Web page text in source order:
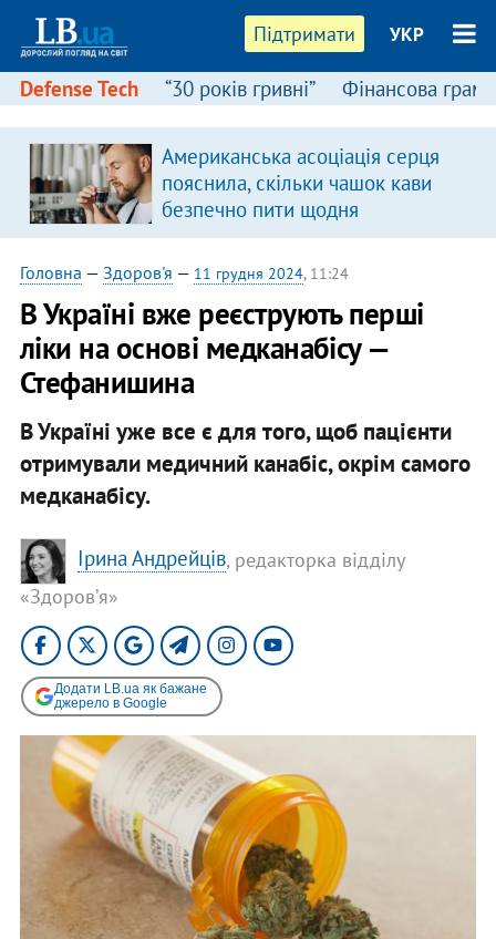
Підтримати УКР
Defense Tech “30 років гривні” Фінансова
Американська асоціація серця
пояснила, скільки чашок кави
безпечно пити щодня
Головна — Здоров'я — 11 грудня 2024, 11:24
В Україні вже реєструють перші
ліки на основі медканабісу —
Стефанишина
В Україні уже все є для того, щоб пацієнти
отримували медичний канабіс, окрім самого
медканабісу.
Ірина Андрейців, редакторка відділу
«Здоровʼя»
Додати LB.ua як бажане
джерело в Google